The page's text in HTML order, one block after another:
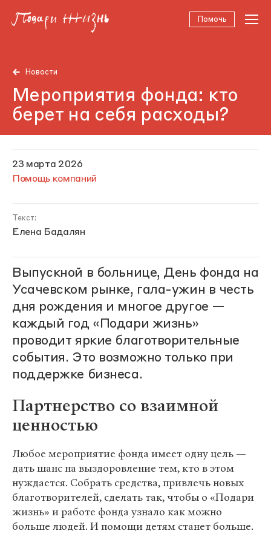
Помочь
Новости
Мероприятия фонда: кто
берет на себя расходы?
23 марта 2026
Помощь компаний
Текст:
Елена Бадалян
Выпускной в больнице, День фонда на
Усачевском рынке, гала-ужин в честь
дня рождения и многое другое —
каждый год «Подари жизнь»
проводит яркие благотворительные
события. Это возможно только при
поддержке бизнеса.
Партнерство со взаимной
ценностью
Любое мероприятие фонда имеет одну цель —
дать шанс на выздоровление тем, кто в этом
нуждается. Собрать средства, привлечь новых
благотворителей, сделать так, чтобы о «Подари
жизнь» и работе фонда узнало как можно
больше людей. И помощи детям станет больше.